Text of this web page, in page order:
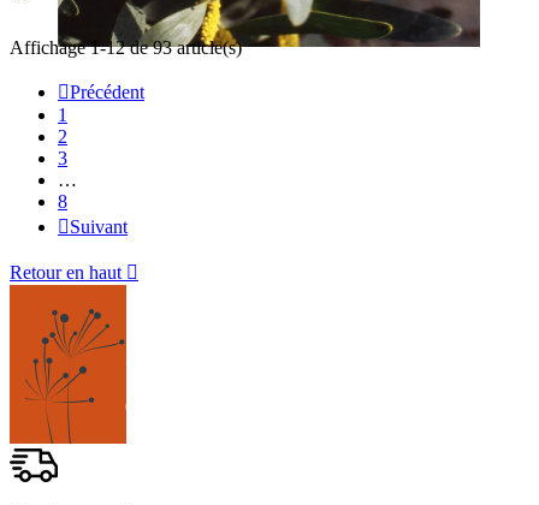
Affichage 1-12 de 93 article(s)
Précédent
1
2
3
…
8
Suivant
Retour en haut 